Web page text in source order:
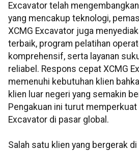
Excavator telah
yang mencakup teknologi,
XCMG Excavator juga
terbaik, program pelatihan
komprehensif, serta layanan
reliabel. Respons cepat XCMG
memenuhi kebutuhan klien
klien luar negeri yang semakin
Pengakuan ini turut
Excavator di pasar global.
Salah satu klien yang bergerak